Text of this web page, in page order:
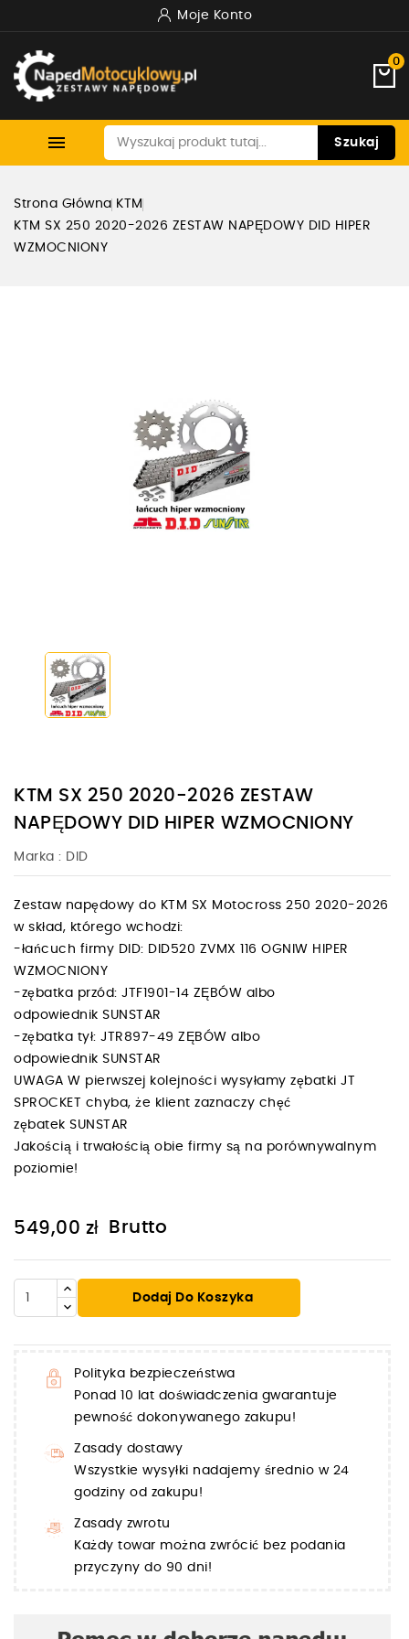
Moje Konto
0
 Szukaj
Strona Główna KTM
KTM SX 250 2020-2026 ZESTAW NAPĘDOWY DID HIPER
WZMOCNIONY
KTM SX 250 2020-2026 ZESTAW
NAPĘDOWY DID HIPER WZMOCNIONY
Marka : DID
Zestaw napędowy do KTM SX Motocross 250 2020-2026
w skład, którego wchodzi:
-łańcuch firmy DID: DID520 ZVMX 116 OGNIW HIPER
WZMOCNIONY
-zębatka przód: JTF1901-14 ZĘBÓW albo
odpowiednik SUNSTAR
-zębatka tył: JTR897-49 ZĘBÓW albo
odpowiednik SUNSTAR
UWAGA W pierwszej kolejności wysyłamy zębatki JT
SPROCKET chyba, że klient zaznaczy chęć
zębatek SUNSTAR
Jakością i trwałością obie firmy są na porównywalnym
poziomie!
549,00 zł Brutto
Dodaj Do Koszyka
Polityka bezpieczeństwa
Ponad 10 lat doświadczenia gwarantuje
pewność dokonywanego zakupu!
Zasady dostawy
Wszystkie wysyłki nadajemy średnio w 24
godziny od zakupu!
Zasady zwrotu
Każdy towar można zwrócić bez podania
przyczyny do 90 dni!